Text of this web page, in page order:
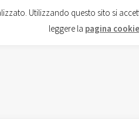
Utilizzando questo sito si
leggere la pagina